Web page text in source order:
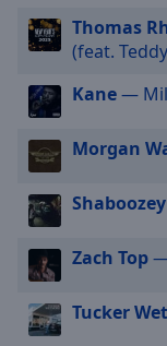
close
Text
Color
Opacity
Text
Background
Color
Thomas
(feat.
Kane—
Morgan
Shaboozey
Zach Top
Tucker